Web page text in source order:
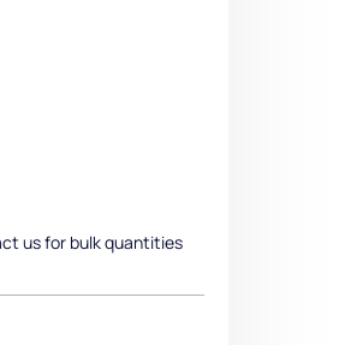
us for bulk quantities